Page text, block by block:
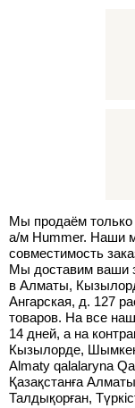
Мы продаём только
а/м Hummer. Наши
совместимость
Мы доставим ваши
в Алматы,
Ангарская, д. 127
товаров. На все
14 дней, а на
Кызылорде,
Almaty qalalaryna
Қазақстанға
Талдықорған,